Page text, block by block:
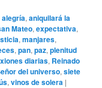
alegría,aniquilará la
Mateo,expectativa,
,manjares,
,pan,paz,plenitud
diarias, Reinado
del universo,siete
,vinos de solera |